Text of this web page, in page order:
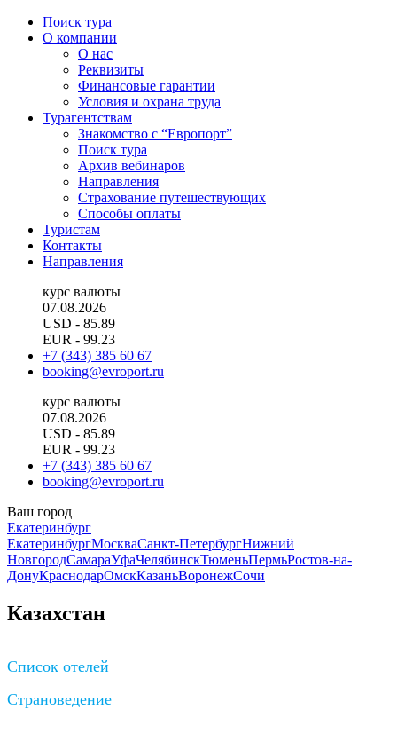
Поиск тура
О компании
О нас
Реквизиты
Финансовые гарантии
Условия и охрана труда
Турагентствам
Знакомство с “Европорт”
Поиск тура
Архив вебинаров
Направления
Страхование путешествующих
Способы оплаты
Туристам
Контакты
Направления
курс валюты
07.08.2026
USD - 85.89
EUR - 99.23
+7 (343) 385 60 67
booking@evroport.ru
курс валюты
07.08.2026
USD - 85.89
EUR - 99.23
+7 (343) 385 60 67
booking@evroport.ru
Ваш город
Екатеринбург
ЕкатеринбургМоскваСанкт-ПетербургНижний
НовгородСамараУфаЧелябинскТюменьПермьРостов-на-
ДонуКраснодарОмскКазаньВоронежСочи
Казахстан
Список отелей
Страноведение